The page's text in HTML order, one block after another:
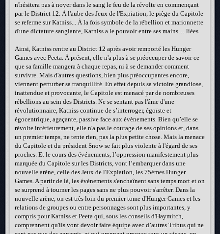
n'hésitera pas à noyer dans le sang le feu de la révolte en commençant
par le District 12. À l'aube des Jeux de l'Expiation, le piège du Capitole
se referme sur Katniss... À la fois symbole de la rébellion et marionnette
d'une dictature sanglante, Katniss a le pouvoir entre ses mains… liées.
Ainsi, Katniss rentre au District 12 après avoir remporté les Hunger
Games avec Peeta. À présent, elle n'a plus à se préoccuper de savoir ce
que sa famille mangera à chaque repas, ni à se demander comment
survivre. Mais d'autres questions, bien plus préoccupantes encore,
viennent perturber sa tranquillité. En effet depuis sa victoire grandiose,
inattendue et provocante, le Capitole est menacé par de nombreuses
rébellions au sein des Districts. Ne se sentant pas l'âme d'une
révolutionnaire, Katniss continue de s’interroger, égoïste et
égocentrique, agaçante, passive face aux évènements. Bien qu’elle se
révolte intérieurement, elle n'a pas le courage de ses opinions et, dans
un premier temps, ne tente rien, pas la plus petite chose. Mais la menace
du Capitole et du président Snow se fait plus violente à l'égard de ses
proches. Et le cours des événements, l’oppression manifestement plus
marquée du Capitole sur les Districts, vont l’embarquer dans une
nouvelle arène, celle des Jeux de l'Expiation, les 75èmes Hunger
Games. A partir de là, les évènements s'enchaînent sans temps mort et on
se surprend à tourner les pages sans ne plus pouvoir s'arrêter. Dans la
nouvelle arène, on est très loin du premier tome d'Hunger Games et les
relations de groupes ou entre personnages sont plus importantes, y
compris pour Katniss et Peeta qui, sous les conseils d'Haymitch,
comprennent qu'ils vont devoir faire équipe avec d’autres Tribus qui ne